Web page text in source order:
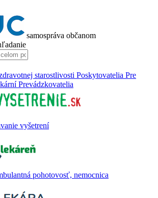
samospráva občanom
starostlivosti Poskytovatelia Pre
Prevádzkovatelia
vyšetrení
pohotovosť, nemocnica